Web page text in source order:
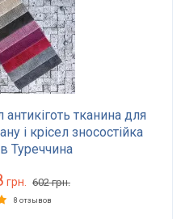
тканина для
і крісел зносостійка
Туреччина
грн. 602грн.
8 отзывов